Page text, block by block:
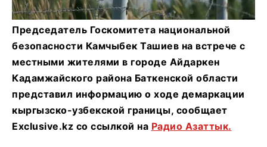
Председатель Госкомитета национальной
безопасности Камчыбек Ташиев на встрече с
местными жителями в городе Айдаркен
Кадамжайского района Баткенской области
представил информацию о ходе демаркации
кыргызско-узбекской границы, сообщает
Exclusive.kz со ссылкой на Радио Азаттык.